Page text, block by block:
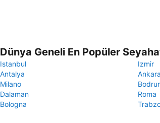
Dünya Geneli En Popüler
Istanbul
Izmir
Antalya
Ankara
Milano
Dalaman
Roma
Bologna